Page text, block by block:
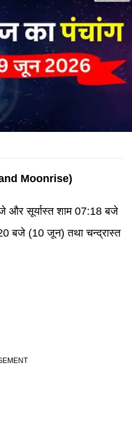
and Moonrise)
और सूर्यास्त शाम 07:18 बजे
बजे (10 जून) तथा चन्द्रास्त